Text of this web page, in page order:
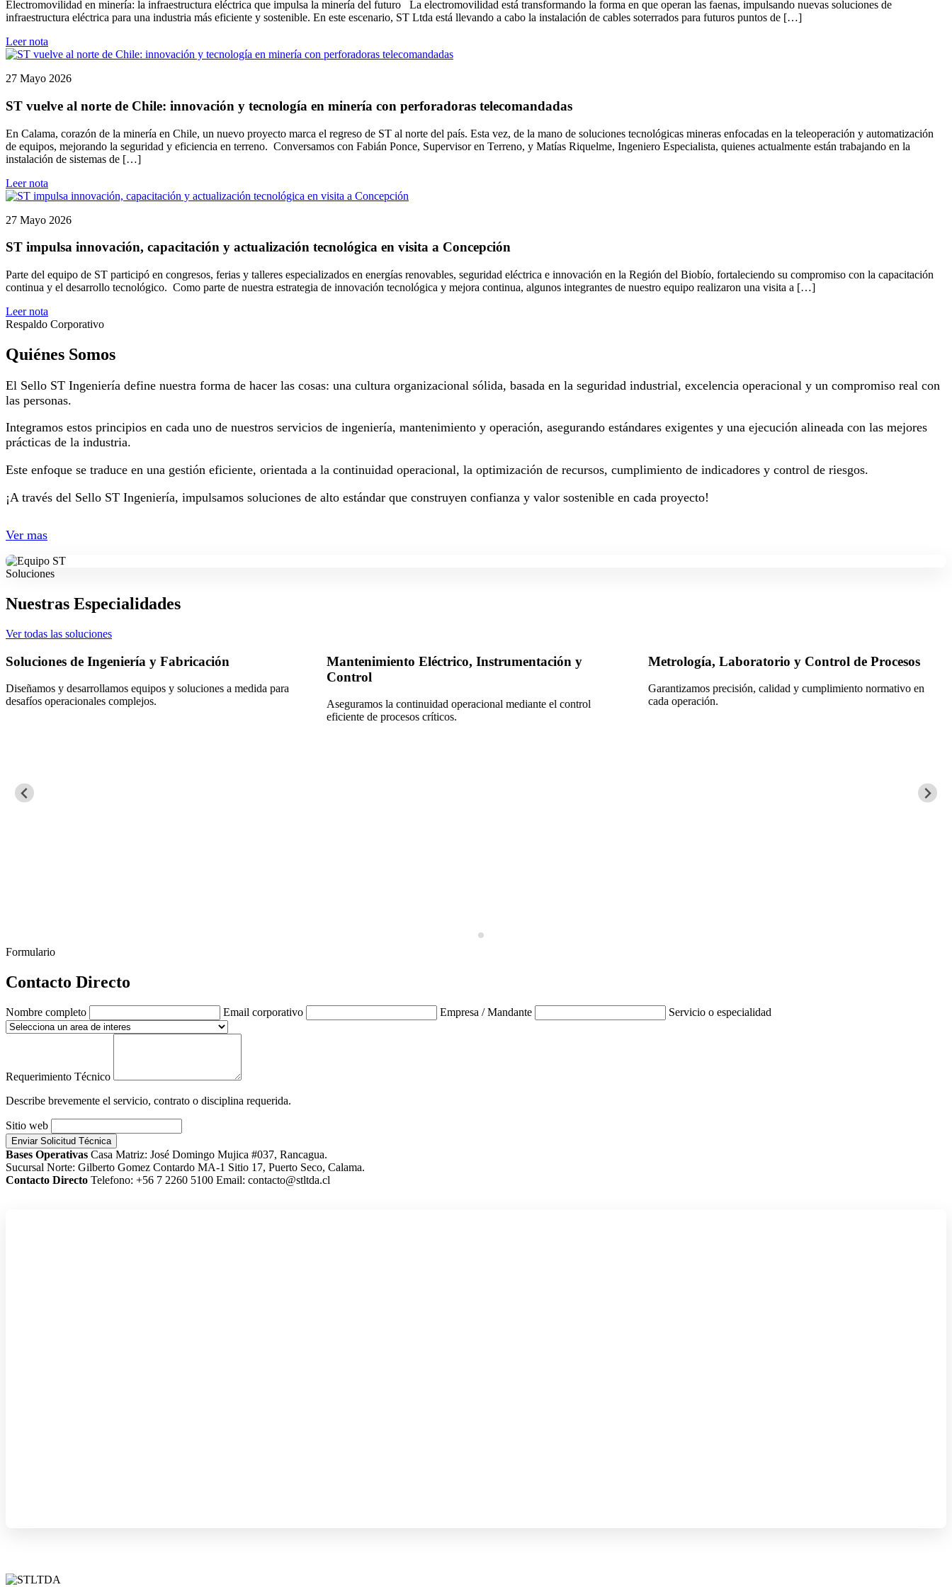
Electromovilidad en minería: la infraestructura eléctrica que impulsa la minería del futuro La electromovilidad está transformando la forma en que operan las faenas, impulsando nuevas soluciones de
infraestructura eléctrica para una industria más eficiente y sostenible. En este escenario, ST Ltda está llevando a cabo la instalación de cables soterrados para futuros puntos de […]
Leer nota
27 Mayo 2026
ST vuelve al norte de Chile: innovación y tecnología en minería con perforadoras telecomandadas
En Calama, corazón de la minería en Chile, un nuevo proyecto marca el regreso de ST al norte del país. Esta vez, de la mano de soluciones tecnológicas mineras enfocadas en la teleoperación y automatización
de equipos, mejorando la seguridad y eficiencia en terreno. Conversamos con Fabián Ponce, Supervisor en Terreno, y Matías Riquelme, Ingeniero Especialista, quienes actualmente están trabajando en la
instalación de sistemas de […]
Leer nota
27 Mayo 2026
ST impulsa innovación, capacitación y actualización tecnológica en visita a Concepción
Parte del equipo de ST participó en congresos, ferias y talleres especializados en energías renovables, seguridad eléctrica e innovación en la Región del Biobío, fortaleciendo su compromiso con la capacitación
continua y el desarrollo tecnológico. Como parte de nuestra estrategia de innovación tecnológica y mejora continua, algunos integrantes de nuestro equipo realizaron una visita a […]
Leer nota
Respaldo Corporativo
Quiénes Somos
El Sello ST Ingeniería define nuestra forma de hacer las cosas: una cultura organizacional sólida, basada en la seguridad industrial, excelencia operacional y un compromiso real con
las personas.
Integramos estos principios en cada uno de nuestros servicios de ingeniería, mantenimiento y operación, asegurando estándares exigentes y una ejecución alineada con las mejores
prácticas de la industria.
Este enfoque se traduce en una gestión eficiente, orientada a la continuidad operacional, la optimización de recursos, cumplimiento de indicadores y control de riesgos.
¡A través del Sello ST Ingeniería, impulsamos soluciones de alto estándar que construyen confianza y valor sostenible en cada proyecto!
Ver mas
Soluciones
Nuestras Especialidades
Ver todas las soluciones
Soluciones de Ingeniería y Fabricación
Diseñamos y desarrollamos equipos y soluciones a medida para
desafíos operacionales complejos.
Mantenimiento Eléctrico, Instrumentación y
Control
Aseguramos la continuidad operacional mediante el control
eficiente de procesos críticos.
Metrología, Laboratorio y Control de Procesos
Garantizamos precisión, calidad y cumplimiento normativo en
cada operación.
Formulario
Contacto Directo
Nombre completo Email corporativo Empresa / Mandante Servicio o especialidad
Requerimiento Técnico
Describe brevemente el servicio, contrato o disciplina requerida.
Sitio web
Enviar Solicitud Técnica
Bases Operativas Casa Matriz: José Domingo Mujica #037, Rancagua.
Sucursal Norte: Gilberto Gomez Contardo MA-1 Sitio 17, Puerto Seco, Calama.
Contacto Directo Telefono: +56 7 2260 5100 Email: contacto@stltda.cl